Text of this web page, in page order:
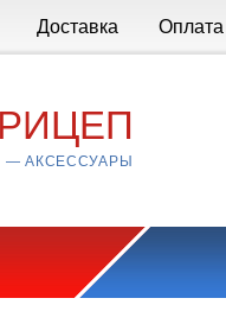
Доставка Оплата
АКСЕССУАРЫ